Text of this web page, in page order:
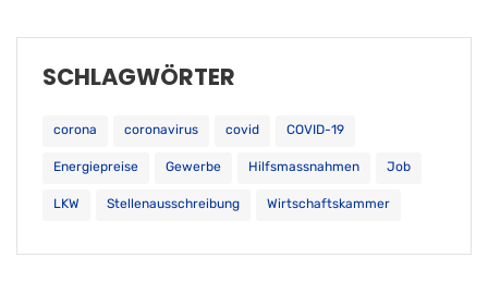
SCHLAGWÖRTER
corona coronavirus covid COVID-19
Energiepreise Gewerbe Hilfsmassnahmen Job
LKW Stellenausschreibung Wirtschaftskammer